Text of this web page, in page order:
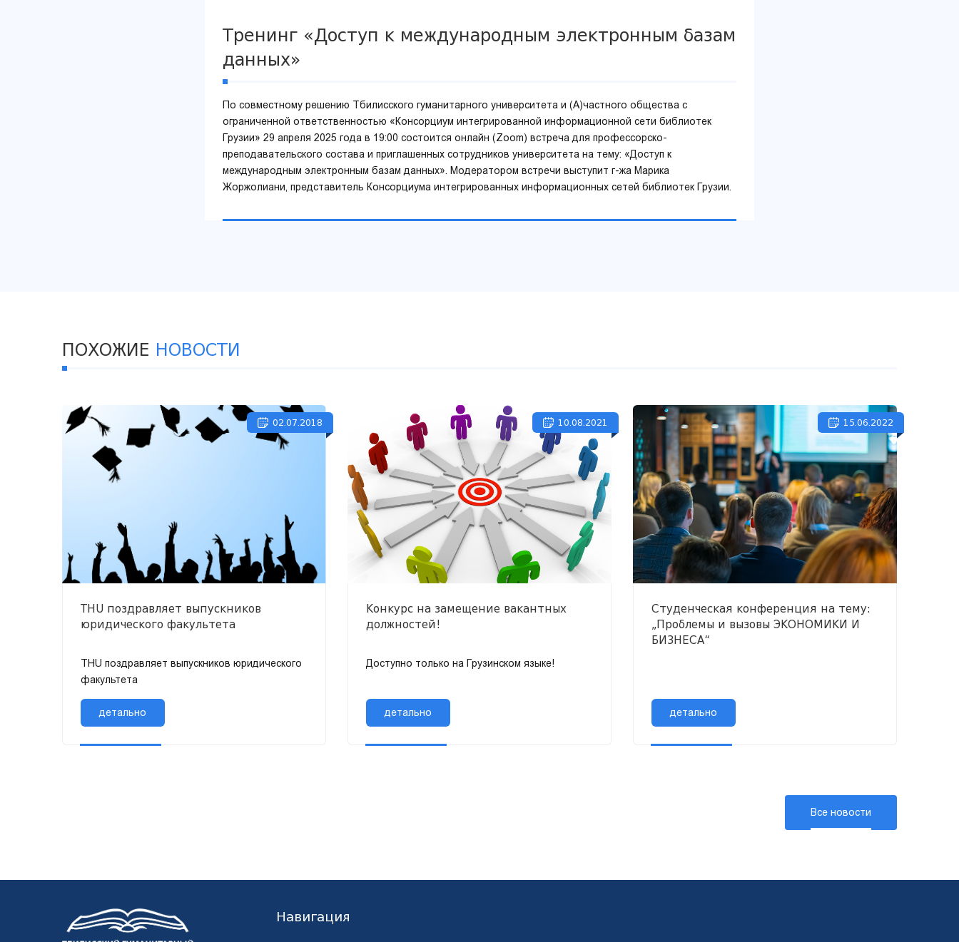
Тренинг «Доступ к международным электронным базам
данных»
По совместному решению Тбилисского гуманитарного университета и (А)частного общества с
ограниченной ответственностью «Консорциум интегрированной информационной сети библиотек
Грузии» 29 апреля 2025 года в 19:00 состоится онлайн (Zoom) встреча для профессорско-
преподавательского состава и приглашенных сотрудников университета на тему: «Доступ к
международным электронным базам данных». Модератором встречи выступит г-жа Марика
Жоржолиани, представитель Консорциума интегрированных информационных сетей библиотек Грузии.
ПОХОЖИЕ НОВОСТИ
02.07.2018
THU поздравляет выпускников
юридического факультета
THU поздравляет выпускников юридического
факультета
детально
10.08.2021
Конкурс на замещение вакантных
должностей!
Доступно только на Грузинском языке!
детально
15.06.2022
Студенческая конференция на тему:
„Проблемы и вызовы ЭКОНОМИКИ И
БИЗНЕСА“
детально
Все новости
Навигация